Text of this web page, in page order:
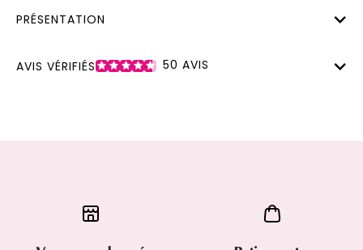
PRÉSENTATION
AVIS VÉRIFIÉS 50 AVIS